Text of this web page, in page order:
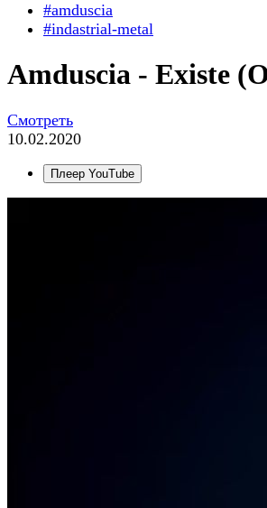
#amduscia
#indastrial-metal
Amduscia - Existe
Смотреть
10.02.2020
Плеер YouTube